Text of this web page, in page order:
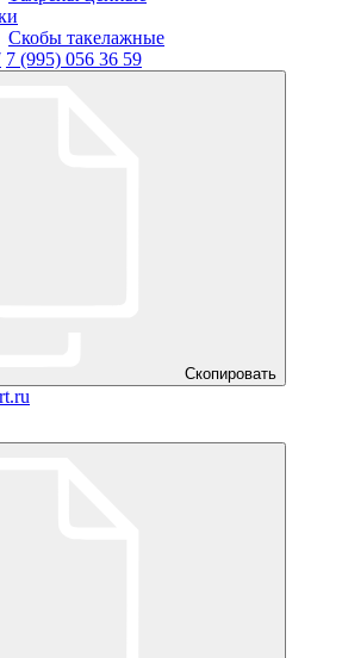
Скобы такелажные
7 (995) 056 36 59
Скопировать